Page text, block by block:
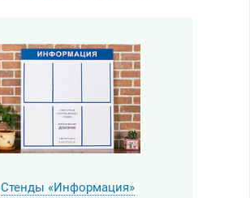
Стенды «Информация»